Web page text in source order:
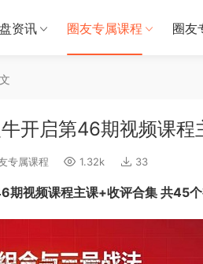
资讯 圈友专属课程 圈友
开启第46期视频课
专属课程 1.32k 33
期视频课程主课+收评合集 共45